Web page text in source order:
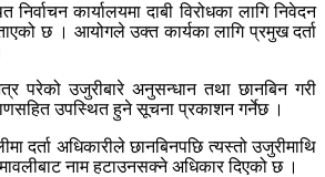
कार्यालयमा दाबी विरोधका लागि निवेदन
छ । आयोगले उक्त कार्यका लागि प्रमुख दर्ता
परेको उजुरीबारे अनुसन्धान तथा छानबिन गरी
उपस्थित हुने सूचना प्रकाशन गर्नेछ ।
दर्ता अधिकारीले छानबिनपछि त्यस्तो उजुरीमाथि
नाम हटाउनसक्ने अधिकार दिएको छ ।